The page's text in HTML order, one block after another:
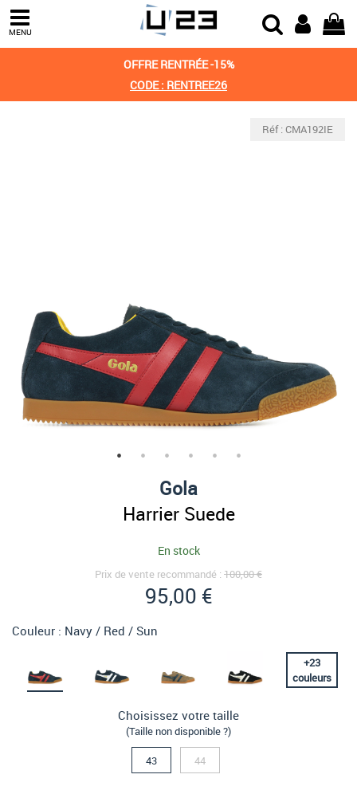
MENU
OFFRE RENTRÉE -15%
CODE : RENTREE26
Réf : CMA192IE
Gola
Harrier Suede
En stock
Prix de vente recommandé : 100,00 €
95,00 €
Couleur : Navy / Red / Sun
+23
couleurs
Choisissez votre taille
(Taille non disponible ?)
43 44